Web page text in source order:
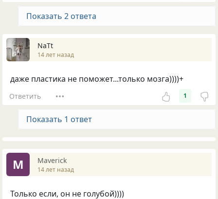
Показать 2 ответа
NaTt
14 лет назад
даже пластика не поможет...только мозга))))+
Ответить 1
Показать 1 ответ
M Maverick
14 лет назад
Только если, он не голубой))))